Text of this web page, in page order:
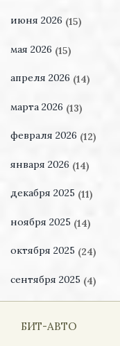
июня 2026 (15)
мая 2026 (15)
апреля 2026 (14)
марта 2026 (13)
февраля 2026 (12)
января 2026 (14)
декабря 2025 (11)
ноября 2025 (14)
октября 2025 (24)
сентября 2025 (4)
БИТ-АВТО